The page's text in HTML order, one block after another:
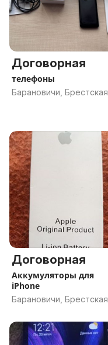
Договорная
телефоны
Барановичи, Брестская
Договорная
Аккумуляторы для
iPhone
Барановичи, Брестская